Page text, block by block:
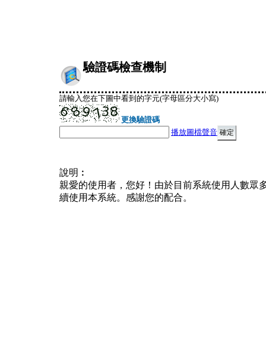
驗證碼檢查機制
請輸入您在下圖中看到的字元(字母區分大小寫)
更換驗證碼
播放圖檔聲音
說明︰
親愛的使用者，您好！由於目前系統使用人數眾
續使用本系統。感謝您的配合。